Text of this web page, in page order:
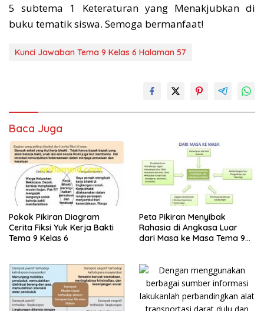
5 subtema 1 Keteraturan yang Menakjubkan di
buku tematik siswa. Semoga bermanfaat!
Kunci Jawaban Tema 9 Kelas 6 Halaman 57
Baca Juga
Pokok Pikiran Diagram
Cerita Fiksi Yuk Kerja Bakti
Tema 9 Kelas 6
Peta Pikiran Menyibak
Rahasia di Angkasa Luar
dari Masa ke Masa Tema 9